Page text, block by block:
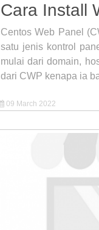
Cara Install
Centos Web Panel
satu jenis kontrol
mulai dari domain,
dari CWP kenapa ia
09 March 2022